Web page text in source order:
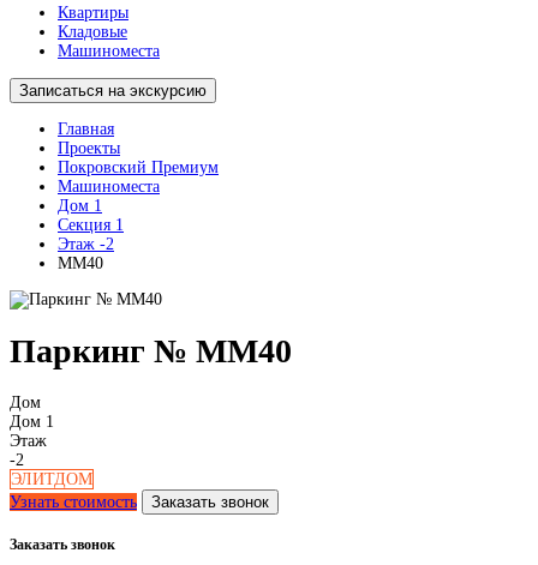
Квартиры
Кладовые
Машиноместа
Записаться на экскурсию
Главная
Проекты
Покровский Премиум
Машиноместа
Дом 1
Секция 1
Этаж -2
ММ40
Паркинг № ММ40
Дом
Дом 1
Этаж
-2
ЭЛИТДОМ
Узнать стоимость
Заказать звонок
Заказать звонок